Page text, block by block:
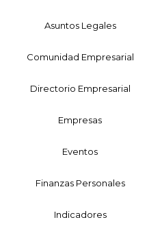
Asuntos Legales
Comunidad Empresarial
Directorio Empresarial
Empresas
Eventos
Finanzas Personales
Indicadores